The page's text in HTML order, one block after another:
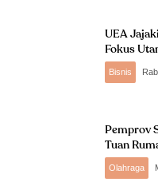
UEA
Fokus
Bisnis
Pemprov
Tuan
Olahraga